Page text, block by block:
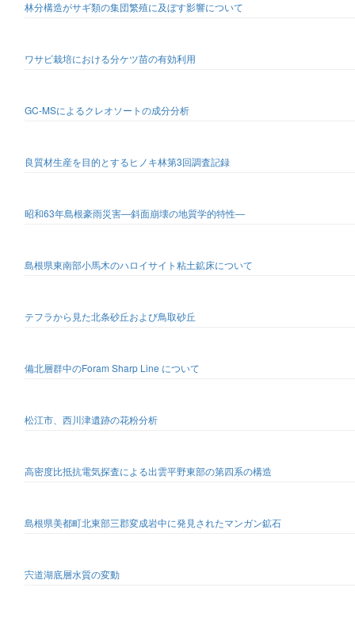
林分構造がサギ類の集団繁殖に及ぼす影響について
ワサビ栽培における分ケツ苗の有効利用
GC-MSによるクレオソートの成分分析
良質材生産を目的とするヒノキ林第3回調査記録
昭和63年島根豪雨災害―斜面崩壊の地質学的特性―
島根県東南部小馬木のハロイサイト粘土鉱床について
テフラから見た北条砂丘および鳥取砂丘
備北層群中のForam Sharp Line について
松江市、西川津遺跡の花粉分析
高密度比抵抗電気探査による出雲平野東部の第四系の構造
島根県美都町北東部三郡変成岩中に発見されたマンガン鉱石
宍道湖底層水質の変動